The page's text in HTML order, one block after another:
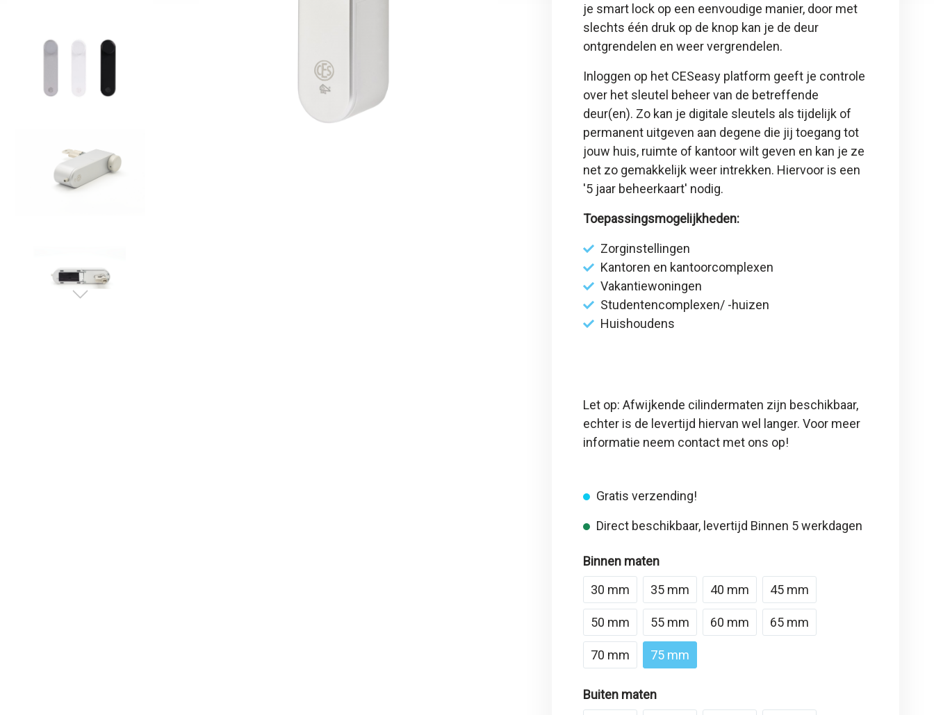
je smart lock op een eenvoudige manier, door met
slechts één druk op de knop kan je de deur
ontgrendelen en weer vergrendelen.
Inloggen op het CESeasy platform geeft je controle
over het sleutel beheer van de betreffende
deur(en). Zo kan je digitale sleutels als tijdelijk of
permanent uitgeven aan degene die jij toegang tot
jouw huis, ruimte of kantoor wilt geven en kan je ze
net zo gemakkelijk weer intrekken. Hiervoor is een
'5 jaar beheerkaart' nodig.
Toepassingsmogelijkheden:
Zorginstellingen
Kantoren en kantoorcomplexen
Vakantiewoningen
Studentencomplexen/ -huizen
Huishoudens
Let op: Afwijkende cilindermaten zijn beschikbaar,
echter is de levertijd hiervan wel langer. Voor meer
informatie neem contact met ons op!
Gratis verzending!
Direct beschikbaar, levertijd Binnen 5 werkdagen
Binnen maten
30 mm
35 mm 40 mm 45 mm
50 mm 55 mm 60 mm 65 mm
70 mm 75 mm
Buiten maten